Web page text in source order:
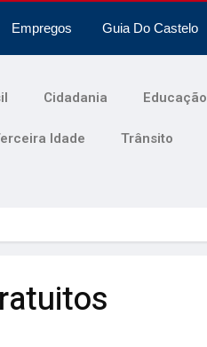
Empregos Guia Do Castelo
Cidadania Educação
Idade Trânsito